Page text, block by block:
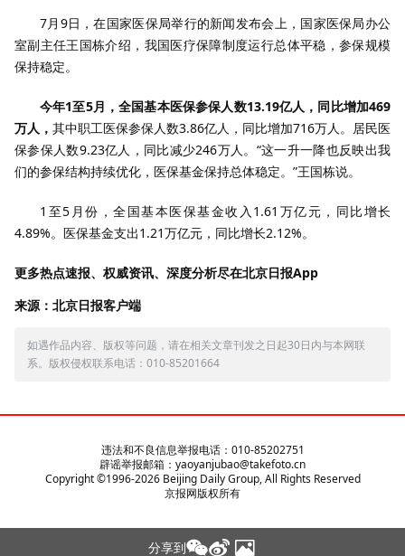
7月9日，在国家医保局举行的新闻发布会上，国家医保局办公
室副主任王国栋介绍，我国医疗保障制度运行总体平稳，参保规模
保持稳定。
今年1至5月，全国基本医保参保人数13.19亿人，同比增加469
万人， 其中职工医保参保人数3.86亿人，同比增加716万人。居民医
保参保人数9.23亿人，同比减少246万人。“这一升一降也反映出我
们的参保结构持续优化，医保基金保持总体稳定。”王国栋说。
1至5月份，全国基本医保基金收入1.61万亿元，同比增长
4.89%。医保基金支出1.21万亿元，同比增长2.12%。
更多热点速报、权威资讯、深度分析尽在北京日报App
来源：北京日报客户端
如遇作品内容、版权等问题，请在相关文章刊发之日起30日内与本网联
系。版权侵权联系电话：010-85201664
分享到
违法和不良信息举报电话：010-85202751
辟谣举报邮箱：yaoyanjubao@takefoto.cn
Copyright ©1996-2026Beijing Daily Group, All Rights Reserved
京报网版权所有